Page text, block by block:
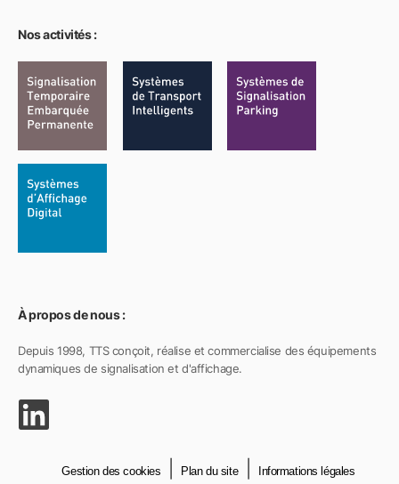
Nos activités :
À propos de nous :
Depuis 1998, TTS conçoit, réalise et commercialise des équipements
dynamiques de signalisation et d'affichage.
Gestion des cookies Plan du site Informations légales